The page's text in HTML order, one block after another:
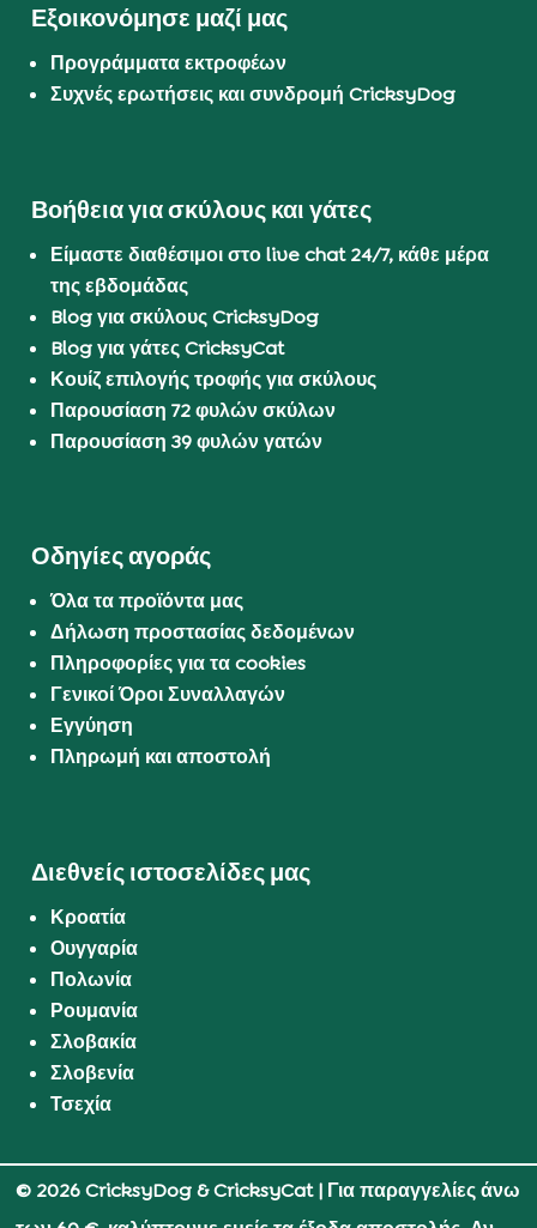
Εξοικονόμησε μαζί μας
Προγράμματα εκτροφέων
Συχνές ερωτήσεις και συνδρομή CricksyDog
Βοήθεια για σκύλους και γάτες
Είμαστε διαθέσιμοι στο live chat 24/7, κάθε μέρα
της εβδομάδας
Blog για σκύλους CricksyDog
Blog για γάτες CricksyCat
Κουίζ επιλογής τροφής για σκύλους
Παρουσίαση 72 φυλών σκύλων
Παρουσίαση 39 φυλών γατών
Οδηγίες αγοράς
Όλα τα προϊόντα μας
Δήλωση προστασίας δεδομένων
Πληροφορίες για τα cookies
Γενικοί Όροι Συναλλαγών
Εγγύηση
Πληρωμή και αποστολή
Διεθνείς ιστοσελίδες μας
Κροατία
Ουγγαρία
Πολωνία
Ρουμανία
Σλοβακία
Σλοβενία
Τσεχία
© 2026 CricksyDog & CricksyCat| Για παραγγελίες άνω